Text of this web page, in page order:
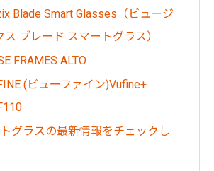
Blade Smart Glasses（ビュージ
ス ブレード スマートグラス）
FRAMES ALTO
(ビューファイン)Vufine+
グラスの最新情報をチェックし